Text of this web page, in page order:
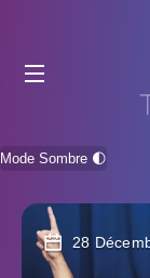
Mode Sombre 🌓
28